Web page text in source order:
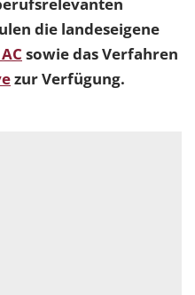
die landeseigene
sowie das Verfahren
zur Verfügung.